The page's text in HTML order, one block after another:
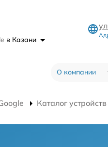
в Казани
О компании
Каталог устройств